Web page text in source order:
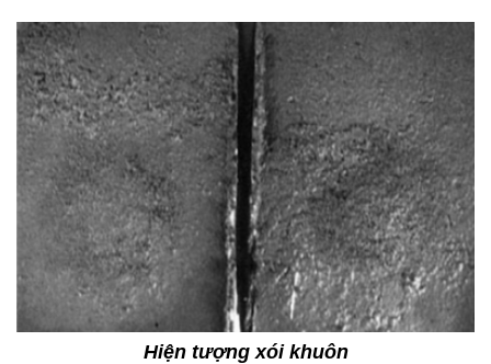
Hiện tượng xói khuôn